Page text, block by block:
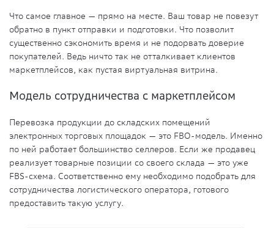
Что самое главное — прямо на месте. Ваш товар не повезут
обратно в пункт отправки и подготовки. Что позволит
существенно сэкономить время и не подорвать доверие
покупателей. Ведь ничто так не отталкивает клиентов
маркетплейсов, как пустая виртуальная витрина.
Модель сотрудничества с маркетплейсом
Перевозка продукции до складских помещений
электронных торговых площадок — это FBO-модель. Именно
по ней работает большинство селлеров. Если же продавец
реализует товарные позиции со своего склада — это уже
FBS-схема. Соответственно ему необходимо подобрать для
сотрудничества логистического оператора, готового
предоставить такую услугу.